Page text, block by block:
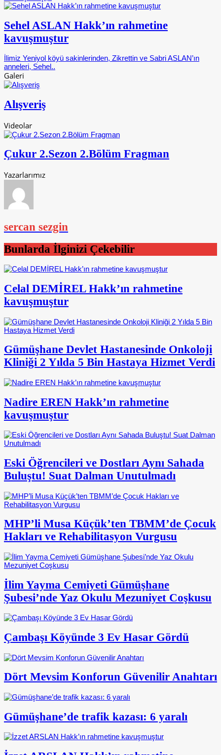
Sehel ASLAN Hakk’ın rahmetine
kavuşmuştur
İlimiz Yeniyol köyü sakinlerinden, Zikrettin ve Sabri ASLAN’ın
anneleri, Sehel..
Galeri
Alışveriş
Videolar
Çukur 2.Sezon 2.Bölüm Fragman
Yazarlarımız
sercan sezgin
Bunlarda İlginizi Çekebilir
Celal DEMİREL Hakk’ın rahmetine
kavuşmuştur
Gümüşhane Devlet Hastanesinde Onkoloji
Kliniği 2 Yılda 5 Bin Hastaya Hizmet Verdi
Nadire EREN Hakk’ın rahmetine
kavuşmuştur
Eski Öğrencileri ve Dostları Aynı Sahada
Buluştu! Suat Dalman Unutulmadı
MHP’li Musa Küçük’ten TBMM’de Çocuk
Hakları ve Rehabilitasyon Vurgusu
İlim Yayma Cemiyeti Gümüşhane
Şubesi’nde Yaz Okulu Mezuniyet Coşkusu
Çambaşı Köyünde 3 Ev Hasar Gördü
Dört Mevsim Konforun Güvenilir Anahtarı
Gümüşhane’de trafik kazası: 6 yaralı